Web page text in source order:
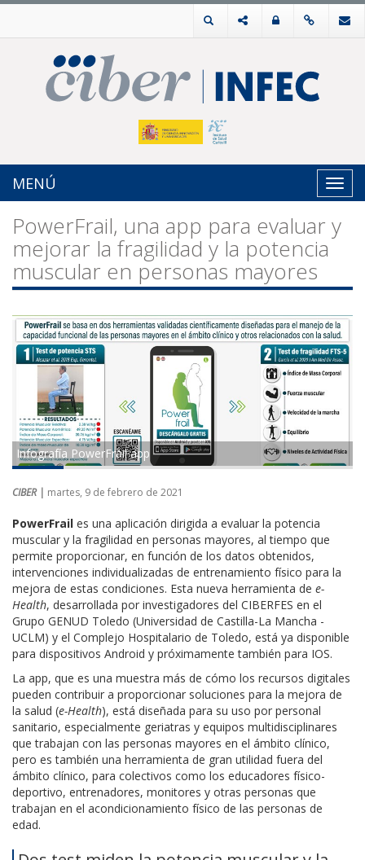
MENÚ
PowerFrail, una app para evaluar y
mejorar la fragilidad y la potencia
muscular en personas mayores
Infografía PowerFrail app
CIBER | martes, 9 de febrero de 2021
PowerFrail es una aplicación dirigida a evaluar la potencia
muscular y la fragilidad en personas mayores, al tiempo que
permite proporcionar, en función de los datos obtenidos,
intervenciones individualizadas de entrenamiento físico para la
mejora de estas condiciones. Esta nueva herramienta de e-
Health, desarrollada por investigadores del CIBERFES en el
Grupo GENUD Toledo (Universidad de Castilla-La Mancha -
UCLM) y el Complejo Hospitalario de Toledo, está ya disponible
para dispositivos Android y próximamente también para IOS.
La app, que es una muestra más de cómo los recursos digitales
pueden contribuir a proporcionar soluciones para la mejora de
la salud (e-Health), está diseñada para su uso por personal
sanitario, especialmente geriatras y equipos multidisciplinares
que trabajan con las personas mayores en el ámbito clínico,
pero es también una herramienta de gran utilidad fuera del
ámbito clínico, para colectivos como los educadores físico-
deportivo, entrenadores, monitores y otras personas que
trabajan en el acondicionamiento físico de las personas de
edad.